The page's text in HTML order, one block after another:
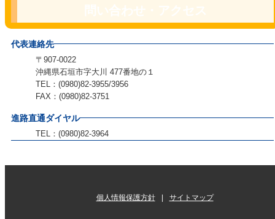
代表連絡先
〒907-0022
沖縄県石垣市字大川 477番地の１
TEL：(0980)82-3955/3956
FAX：(0980)82-3751
進路直通ダイヤル
TEL：(0980)82-3964
個人情報保護方針 サイトマップ